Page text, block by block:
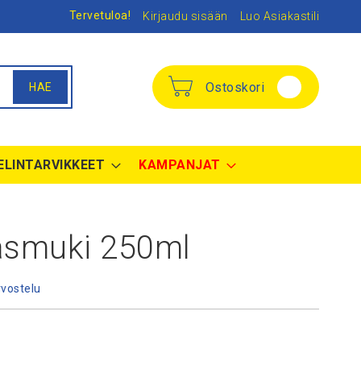
Tervetuloa! Kirjaudu sisään Luo Asiakastili
Ostoskori
HAE
KAMPANJAT
250ml